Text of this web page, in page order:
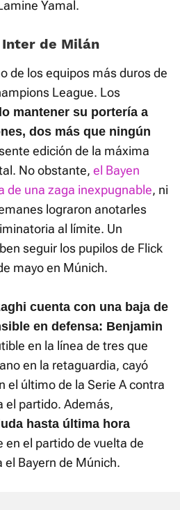
Yamal.
de Milán
de los equipos más duros de
League. Los
mantener su portería a
dos más que ningún
edición de la máxima
No obstante, el Bayen
de una zaga inexpugnable, ni
lograron anotarles
al límite. Un
seguir los pupilos de Flick
mayo en Múnich.
cuenta con una baja de
en defensa: Benjamin
en la línea de tres que
en la retaguardia, cayó
el último de la Serie A contra
el partido. Además,
hasta última hora
en el partido de vuelta de
Bayern de Múnich.